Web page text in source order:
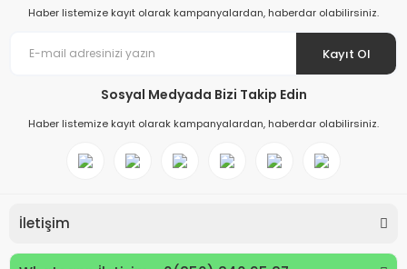
Haber listemize kayıt olarak kampanyalardan, haberdar olabilirsiniz.
Kayıt Ol
Sosyal Medyada Bizi Takip Edin
Haber listemize kayıt olarak kampanyalardan, haberdar olabilirsiniz.
İletişim